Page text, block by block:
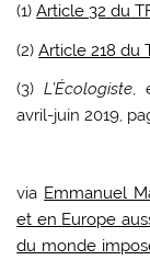
(1)Article 32 du
(2)Article 218 du
(3)L’Écologiste,
avril-juin 2019,
via Emmanuel
et en Europe
du monde